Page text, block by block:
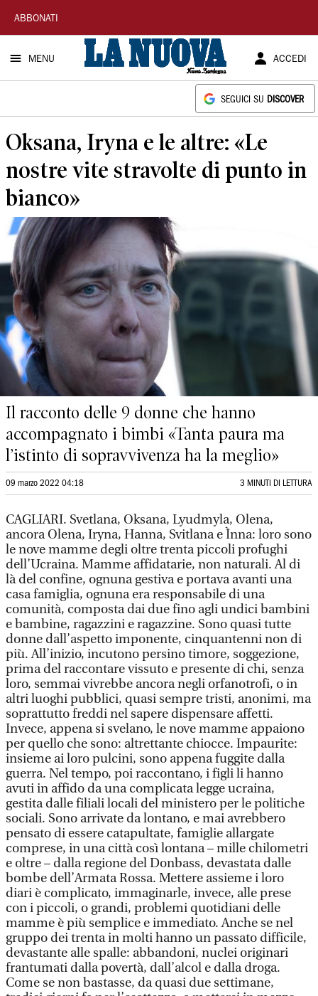
La
Nuova
Sardegna
ABBONATI
MENU ACCEDI
SEGUICI SU DISCOVER
Oksana, Iryna e le altre: «Le
nostre vite stravolte di punto in
bianco»
Il racconto delle 9 donne che hanno
accompagnato i bimbi «Tanta paura ma
l’istinto di sopravvivenza ha la meglio»
09 marzo 2022 04:18 3 MINUTI DI LETTURA
CAGLIARI. Svetlana, Oksana, Lyudmyla, Olena,
ancora Olena, Iryna, Hanna, Svitlana e Ìnna: loro sono
le nove mamme degli oltre trenta piccoli profughi
dell’Ucraina. Mamme affidatarie, non naturali. Al di
là del confine, ognuna gestiva e portava avanti una
casa famiglia, ognuna era responsabile di una
comunità, composta dai due fino agli undici bambini
e bambine, ragazzini e ragazzine. Sono quasi tutte
donne dall’aspetto imponente, cinquantenni non di
più. All’inizio, incutono persino timore, soggezione,
prima del raccontare vissuto e presente di chi, senza
loro, semmai vivrebbe ancora negli orfanotrofi, o in
altri luoghi pubblici, quasi sempre tristi, anonimi, ma
soprattutto freddi nel sapere dispensare affetti.
Invece, appena si svelano, le nove mamme appaiono
per quello che sono: altrettante chiocce. Impaurite:
insieme ai loro pulcini, sono appena fuggite dalla
guerra. Nel tempo, poi raccontano, i figli li hanno
avuti in affido da una complicata legge ucraina,
gestita dalle filiali locali del ministero per le politiche
sociali. Sono arrivate da lontano, e mai avrebbero
pensato di essere catapultate, famiglie allargate
comprese, in una città così lontana – mille chilometri
e oltre – dalla regione del Donbass, devastata dalle
bombe dell’Armata Rossa. Mettere assieme i loro
diari è complicato, immaginarle, invece, alle prese
con i piccoli, o grandi, problemi quotidiani delle
mamme è più semplice e immediato. Anche se nel
gruppo dei trenta in molti hanno un passato difficile,
devastante alle spalle: abbandoni, nuclei originari
frantumati dalla povertà, dall’alcol e dalla droga.
Come se non bastasse, da quasi due settimane,